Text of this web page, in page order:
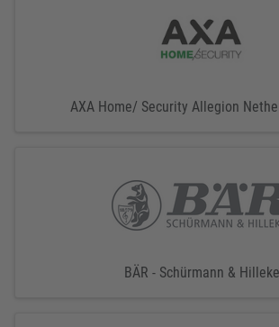
AXA Home/ Security Allegion
BÄR - Schürmann & Hilleke